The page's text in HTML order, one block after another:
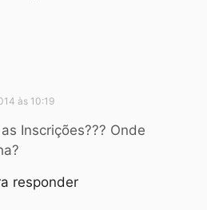
às 10:19
Inscrições??? Onde
responder